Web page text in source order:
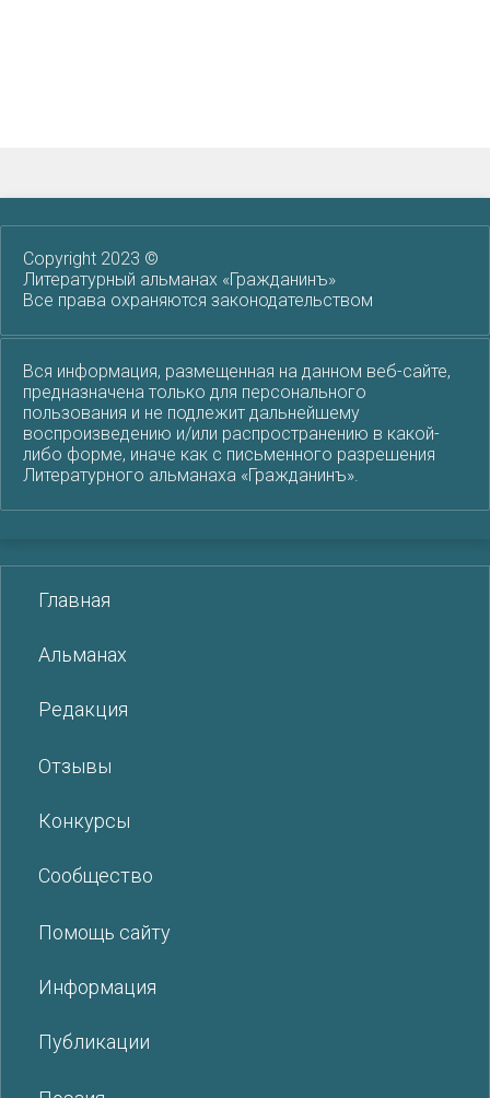
Copyright 2023 ©
Литературный альманах «Гражданинъ»
Все права охраняются законодательством
Вся информация, размещенная на данном веб-сайте,
предназначена только для персонального
пользования и не подлежит дальнейшему
воспроизведению и/или распространению в какой-
либо форме, иначе как с письменного разрешения
Литературного альманаха «Гражданинъ».
Главная
Альманах
Редакция
Отзывы
Конкурсы
Сообщество
Помощь сайту
Информация
Публикации